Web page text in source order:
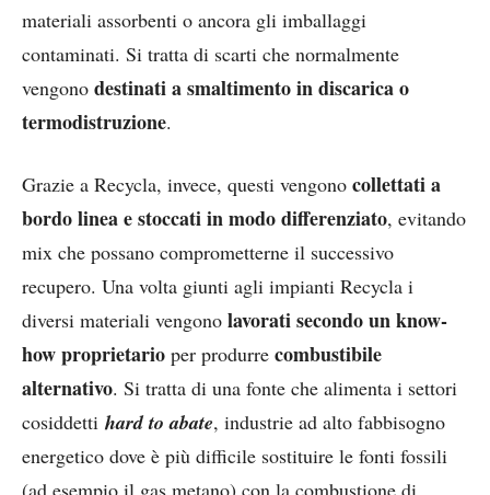
materiali assorbenti o ancora gli imballaggi
contaminati. Si tratta di scarti che normalmente
vengono destinati a smaltimento in discarica o
termodistruzione.
Grazie a Recycla, invece, questi vengono collettati a
bordo linea e stoccati in modo differenziato, evitando
mix che possano comprometterne il successivo
recupero. Una volta giunti agli impianti Recycla i
diversi materiali vengono lavorati secondo un know-
how proprietario per produrre combustibile
alternativo. Si tratta di una fonte che alimenta i settori
cosiddetti hard to abate, industrie ad alto fabbisogno
energetico dove è più difficile sostituire le fonti fossili
(ad esempio il gas metano) con la combustione di